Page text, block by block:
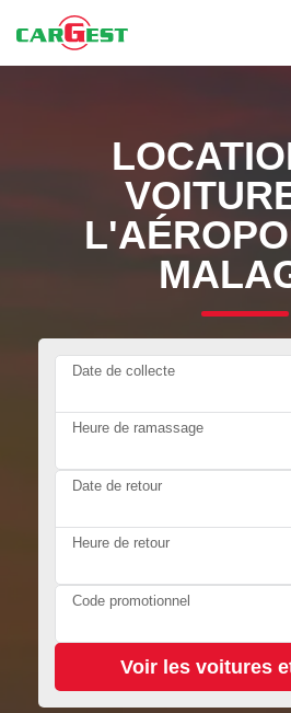
Date de collecte
Heure de ramassage
Date de retour
Heure de retour
Code promotionnel